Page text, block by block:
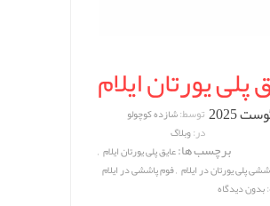
پلی یورتان ایلام
توسط:شازده کوچولو
در:وبلاگ
برچسب ها:عایق پلی یورتان ایلام ,
پلی یورتان در ایلام ,فوم پاششی در ایلام
بدون دیدگاه